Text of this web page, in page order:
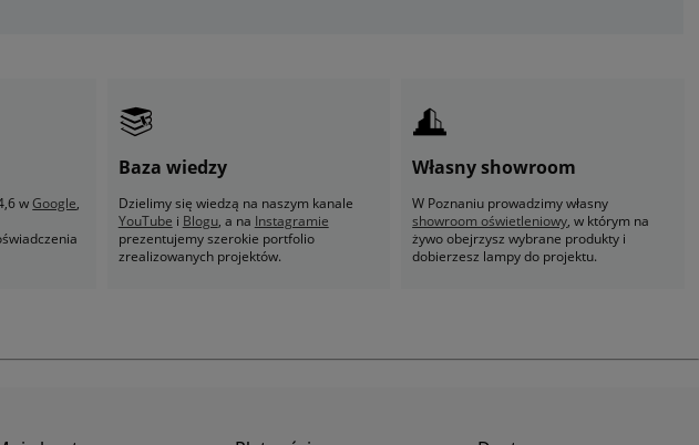
wGoogle,
Baza wiedzy
Dzielimy się wiedzą na naszym kanale
YouTube i Blogu, a na Instagramie
prezentujemy szerokie portfolio
zrealizowanych projektów.
Własny showroom
W Poznaniu prowadzimy własny
showroom oświetleniowy, w którym na
żywo obejrzysz wybrane produkty i
dobierzesz lampy do projektu.